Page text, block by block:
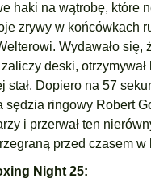
haki na wątrobę, które
zrywy w końcówkach
Wydawało się,
deski,
stał. Dopiero na 57
sędzia ringowy Robert
i przerwał ten
przed czasem w
Night 25: